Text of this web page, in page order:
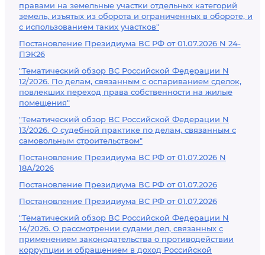
правами на земельные участки отдельных категорий
земель, изъятых из оборота и ограниченных в обороте, и
с использованием таких участков"
Постановление Президиума ВС РФ от 01.07.2026 N 24-
ПЭК26
"Тематический обзор ВС Российской Федерации N
12/2026. По делам, связанным с оспариванием сделок,
повлекших переход права собственности на жилые
помещения"
"Тематический обзор ВС Российской Федерации N
13/2026. О судебной практике по делам, связанным с
самовольным строительством"
Постановление Президиума ВС РФ от 01.07.2026 N
18А/2026
Постановление Президиума ВС РФ от 01.07.2026
Постановление Президиума ВС РФ от 01.07.2026
"Тематический обзор ВС Российской Федерации N
14/2026. О рассмотрении судами дел, связанных с
применением законодательства о противодействии
коррупции и обращением в доход Российской